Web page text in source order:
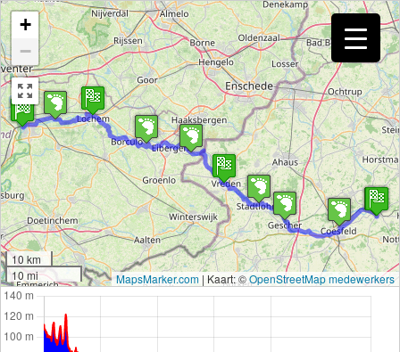
+
−
10 km
10 mi
MapsMarker.com | Kaart: ©OpenStreetMap medewerkers